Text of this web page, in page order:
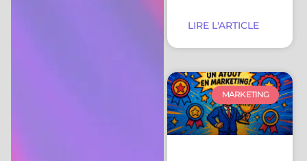
LIRE L'ARTICLE
MARKETING